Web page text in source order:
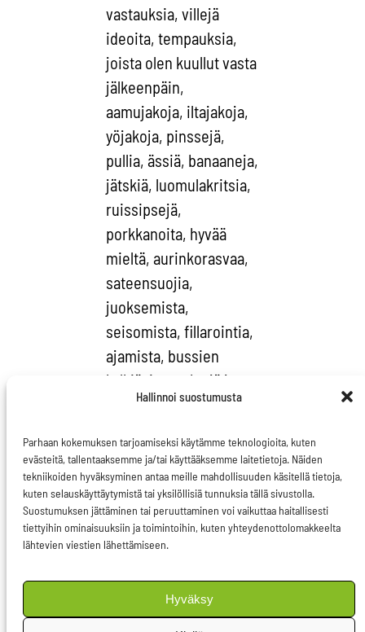
Hallinnoi suostumusta
Parhaan kokemuksen tarjoamiseksi käytämme teknologioita, kuten
evästeitä, tallentaaksemme ja/tai käyttääksemme laitetietoja. Näiden
tekniikoiden hyväksyminen antaa meille mahdollisuuden käsitellä tietoja,
kuten selauskäyttäytymistä tai yksilöllisiä tunnuksia tällä sivustolla.
Suostumuksen jättäminen tai peruuttaminen voi vaikuttaa haitallisesti
tiettyihin ominaisuuksiin ja toimintoihin, kuten yhteydenottolomakkeelta
lähtevien viestien lähettämiseen.
Hyväksy
vastauksia, villejä
ideoita, tempauksia,
joista olen kuullut vasta
jälkeenpäin,
aamujakoja, iltajakoja,
yöjakoja, pinssejä,
pullia, ässiä, banaaneja,
jätskiä, luomulakritsia,
ruissipsejä,
porkkanoita, hyvää
mieltä, aurinkorasvaa,
sateensuojia,
juoksemista,
seisomista, fillarointia,
ajamista, bussien
kylkiä, itse tehtyjä ja
jaettuja mainoksia,
Suomea,
kampanjakoiria,
kissaterveisiä,
valokuvia matkan
varrelta,
joustamista ja
venymistä, uusia